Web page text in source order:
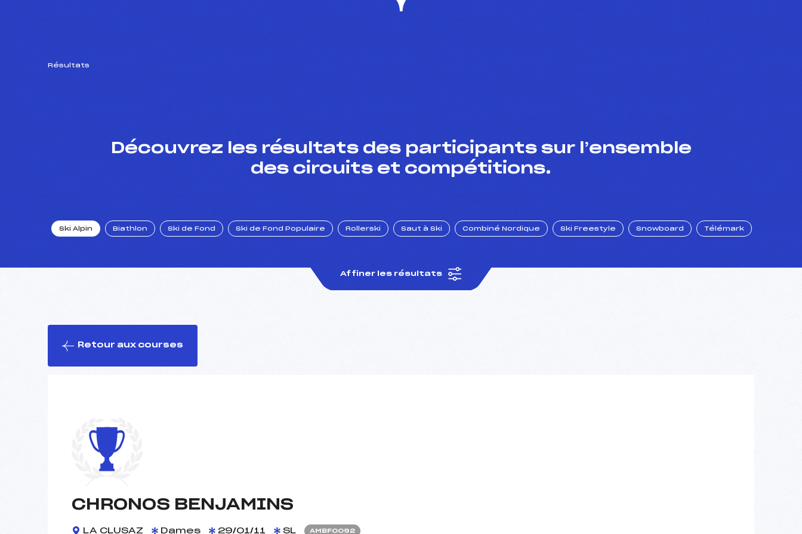
Résultats
Découvrez les résultats des participants sur l’ensemble
des circuits et compétitions.
Ski Alpin Biathlon Ski de Fond Ski de Fond Populaire Rollerski Saut à Ski Combiné Nordique Ski Freestyle Snowboard Télémark
Affiner les résultats
Retour aux courses
CHRONOS BENJAMINS
LA CLUSAZ Dames 29/01/11 SL AMBF0092